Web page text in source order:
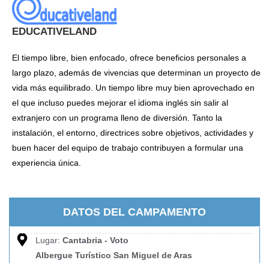
EDUCATIVELAND
El tiempo libre, bien enfocado, ofrece beneficios personales a
largo plazo, además de vivencias que determinan un proyecto de
vida más equilibrado. Un tiempo libre muy bien aprovechado en
el que incluso puedes mejorar el idioma inglés sin salir al
extranjero con un programa lleno de diversión. Tanto la
instalación, el entorno, directrices sobre objetivos, actividades y
buen hacer del equipo de trabajo contribuyen a formular una
experiencia única.
DATOS DEL CAMPAMENTO
Lugar: Cantabria - Voto
Albergue Turístico San Miguel de Aras